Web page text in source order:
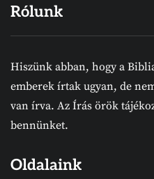
Rólunk
Hiszünk abban, hogy a
emberek írtak ugyan, de
van írva. Az Írás örök
bennünket.
Oldalaink